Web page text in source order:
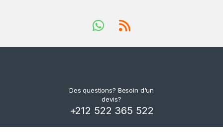
Des questions? Besoin d'un
devis?
+212 522 365 522